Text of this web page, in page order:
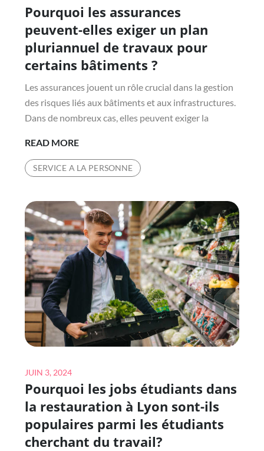
PIN
on
Pourquoi les assurances
peuvent-elles exiger un plan
pluriannuel de travaux pour
certains bâtiments ?
Les assurances jouent un rôle crucial dans la gestion
des risques liés aux bâtiments et aux infrastructures.
Dans de nombreux cas, elles peuvent exiger la
READ MOREPOURQUOI
LES
ASSURANCES
ELLES
EXIGER
UN
PLAN
PLURIANNUEL
TRAVAUX
POUR
CERTAINS
BÂTIMENTS
SERVICE A LA PERSONNE
Posted
on
JUIN 3, 2024
Pourquoi les jobs étudiants dans
la restauration à Lyon sont-ils
populaires parmi les étudiants
cherchant du travail?